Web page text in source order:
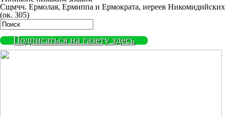
Сщмчч. Ермолая, Ермиппа и Ермократа, иереев Никомидийских
(ок. 305)
Подписаться на газету здесь